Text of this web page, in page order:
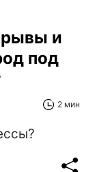
и
под
2 мин